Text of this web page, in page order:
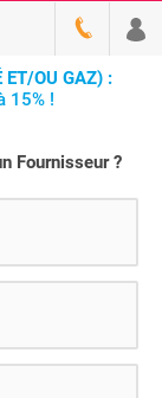
ET/OU GAZ) :
15% !
Fournisseur ?